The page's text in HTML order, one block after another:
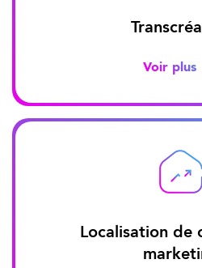
Voir plus
Localisation de